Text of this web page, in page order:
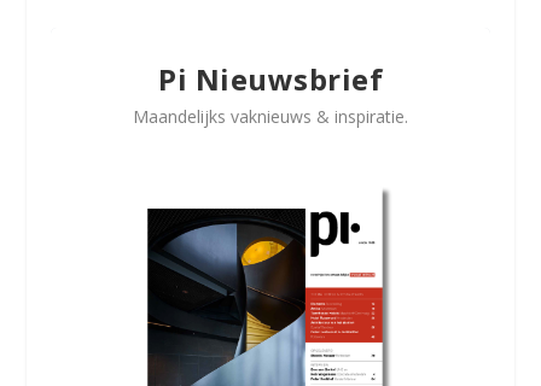
Pi Nieuwsbrief
Maandelijks vaknieuws & inspiratie.